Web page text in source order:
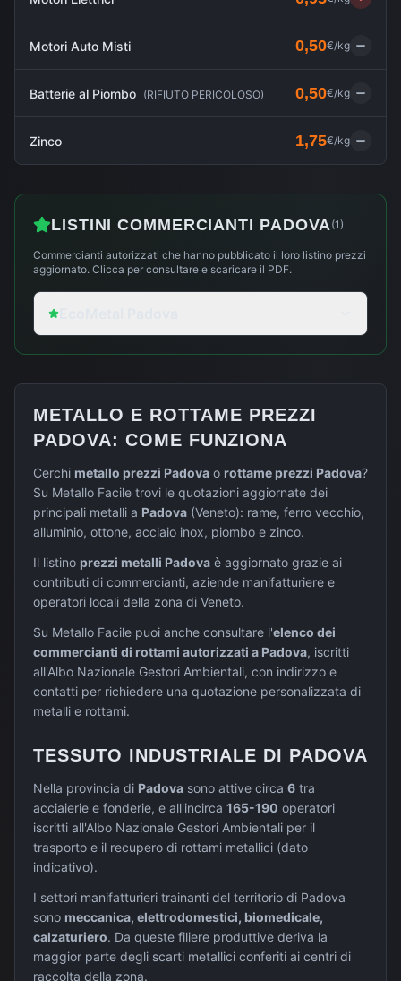
Motori Auto Misti 0,50€/kg
Batterie al Piombo (RIFIUTO PERICOLOSO) 0,50€/kg
Zinco 1,75€/kg
LISTINI COMMERCIANTI PADOVA(1)
Commercianti autorizzati che hanno pubblicato il loro listino prezzi
aggiornato. Clicca per consultare e scaricare il PDF.
METALLO E ROTTAME PREZZI
PADOVA: COME FUNZIONA
Cerchi metallo prezzi Padova o rottame prezzi Padova?
Su Metallo Facile trovi le quotazioni aggiornate dei
principali metalli a Padova (Veneto): rame, ferro vecchio,
alluminio, ottone, acciaio inox, piombo e zinco.
Il listino prezzi metalli Padova è aggiornato grazie ai
contributi di commercianti, aziende manifatturiere e
operatori locali della zona di Veneto.
Su Metallo Facile puoi anche consultare l'elenco dei
commercianti di rottami autorizzati a Padova, iscritti
all'Albo Nazionale Gestori Ambientali, con indirizzo e
contatti per richiedere una quotazione personalizzata di
metalli e rottami.
TESSUTO INDUSTRIALE DI PADOVA
Nella provincia di Padova sono attive circa 6 tra
acciaierie e fonderie, e all'incirca 165-190 operatori
iscritti all'Albo Nazionale Gestori Ambientali per il
trasporto e il recupero di rottami metallici (dato
indicativo).
I settori manifatturieri trainanti del territorio di Padova
sono meccanica, elettrodomestici, biomedicale,
calzaturiero. Da queste filiere produttive deriva la
maggior parte degli scarti metallici conferiti ai centri di
raccolta della zona.